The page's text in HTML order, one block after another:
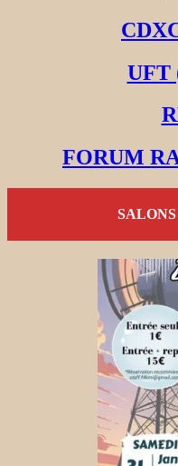
UFT
FORUM